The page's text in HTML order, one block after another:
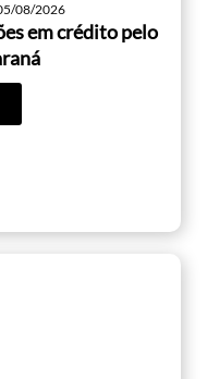
08/2026
em crédito pelo